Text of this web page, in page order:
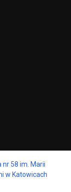
nr 58 im. Marii
w Katowicach